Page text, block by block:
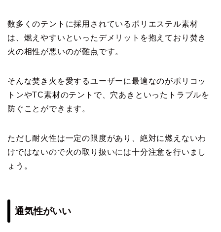
数多くのテントに採用されているポリエステル素材
は、燃えやすいといったデメリットを抱えており焚き
火の相性が悪いのが難点です。
そんな焚き火を愛するユーザーに最適なのがポリコッ
トンやTC素材のテントで、穴あきといったトラブルを
防ぐことができます。
ただし耐火性は一定の限度があり、絶対に燃えないわ
けではないので火の取り扱いには十分注意を行いまし
ょう。
通気性がいい